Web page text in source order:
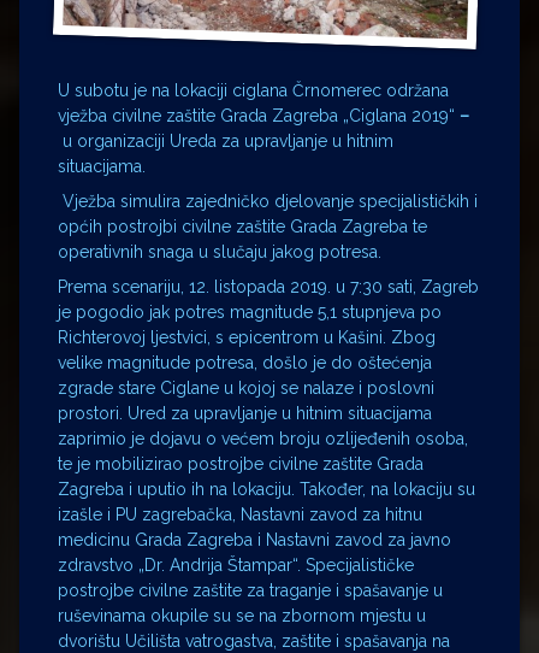
U subotu je na lokaciji ciglana Črnomerec održana
vježba civilne zaštite Grada Zagreba „Ciglana 2019“ –
u organizaciji Ureda za upravljanje u hitnim
situacijama.
Vježba simulira zajedničko djelovanje specijalističkih i
općih postrojbi civilne zaštite Grada Zagreba te
operativnih snaga u slučaju jakog potresa.
Prema scenariju, 12. listopada 2019. u 7:30 sati, Zagreb
je pogodio jak potres magnitude 5,1 stupnjeva po
Richterovoj ljestvici, s epicentrom u Kašini. Zbog
velike magnitude potresa, došlo je do oštećenja
zgrade stare Ciglane u kojoj se nalaze i poslovni
prostori. Ured za upravljanje u hitnim situacijama
zaprimio je dojavu o većem broju ozlijeđenih osoba,
te je mobilizirao postrojbe civilne zaštite Grada
Zagreba i uputio ih na lokaciju. Također, na lokaciju su
izašle i PU zagrebačka, Nastavni zavod za hitnu
medicinu Grada Zagreba i Nastavni zavod za javno
zdravstvo „Dr. Andrija Štampar“. Specijalističke
postrojbe civilne zaštite za traganje i spašavanje u
ruševinama okupile su se na zbornom mjestu u
dvorištu Učilišta vatrogastva, zaštite i spašavanja na